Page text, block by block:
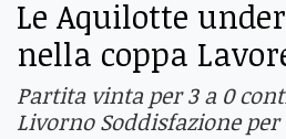
Le Aquilotte
nella coppa
Partita vinta per 3 a 0
Livorno Soddisfazione per